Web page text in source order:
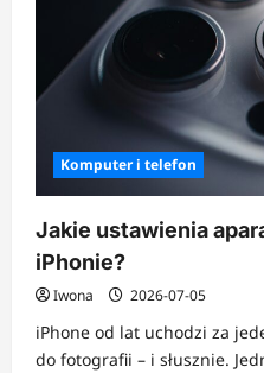
Komputer i telefon
Jakie ustawienia
iPhonie?
Iwona 2026-07-05
iPhone od lat uchodzi za
do fotografii – i słusznie.